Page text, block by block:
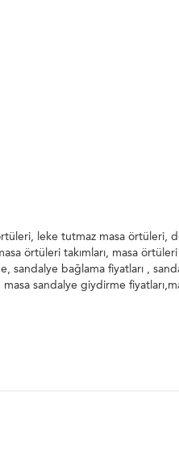
leke tutmaz masa örtüleri,
örtüleri takımları, masa
sandalye bağlama fiyatları ,
sandalye giydirme